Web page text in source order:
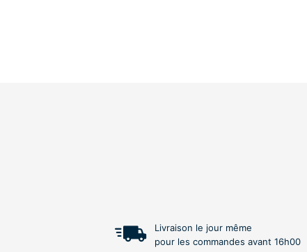
Livraison le jour même
pour les commandes avant 16h00